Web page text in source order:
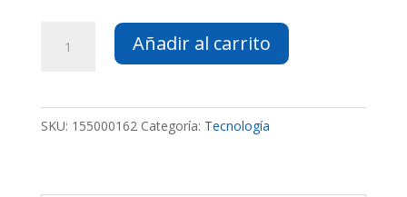
MICROFONO
INALAMBRICO
Añadir al carrito
SKU: 155000162 Categoría: Tecnología